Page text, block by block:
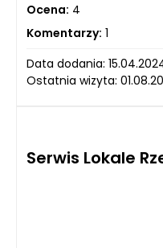
Ocena: 4
Komentarzy: 1
Data dodania:
Ostatnia wizyta:
Serwis Lokale